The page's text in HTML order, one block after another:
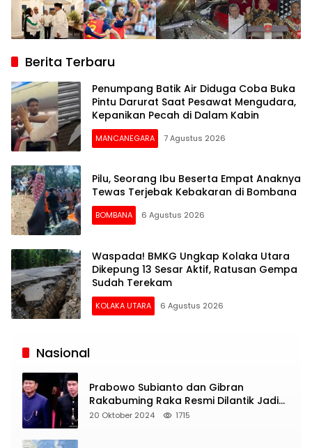
Berita Terbaru
Penumpang Batik Air Diduga Coba Buka
Pintu Darurat Saat Pesawat Mengudara,
Kepanikan Pecah di Dalam Kabin
MANCANEGARA 7 Agustus 2026
Pilu, Seorang Ibu Beserta Empat Anaknya
Tewas Terjebak Kebakaran di Bombana
BOMBANA 6 Agustus 2026
Waspada! BMKG Ungkap Kolaka Utara
Dikepung 13 Sesar Aktif, Ratusan Gempa
Sudah Terekam
KOLAKA UTARA 6 Agustus 2026
Siaran
Nasional
Prabowo Subianto dan Gibran
Rakabuming Raka Resmi Dilantik Jadi
Presiden dan Wapres RI
20 Oktober 2024 1715